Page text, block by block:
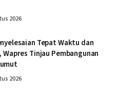
2026
Tepat Waktu dan
Tinjau Pembangunan
2026